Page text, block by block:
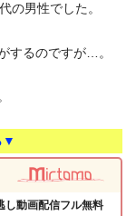
の男性でした。
するのですが…。
▼
し動画配信フル無料